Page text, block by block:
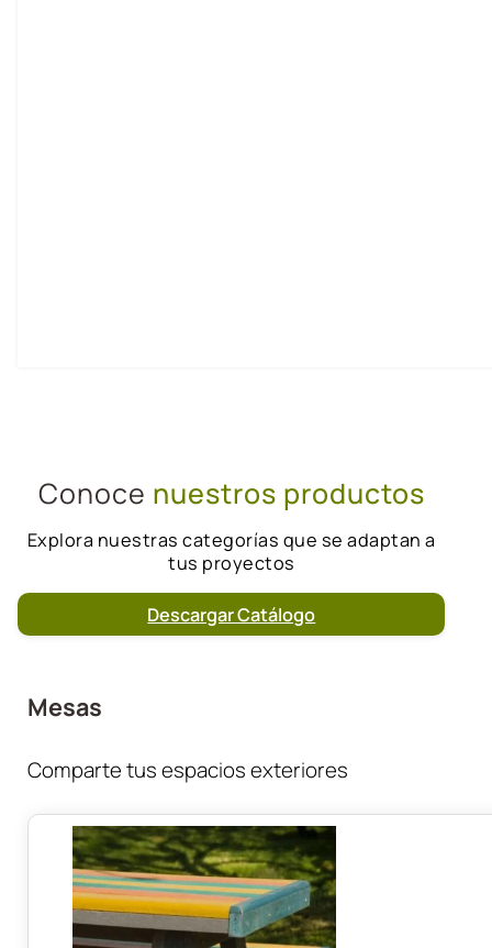
Conoce nuestros productos
Explora nuestras categorías que se adaptan a
tus proyectos
Descargar Catálogo
Mesas
Comparte tus espacios exteriores